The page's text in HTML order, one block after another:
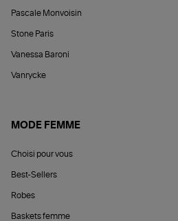
Pascale Monvoisin
Stone Paris
Vanessa Baroni
Vanrycke
MODE FEMME
Choisi pour vous
Best-Sellers
Robes
Baskets femme